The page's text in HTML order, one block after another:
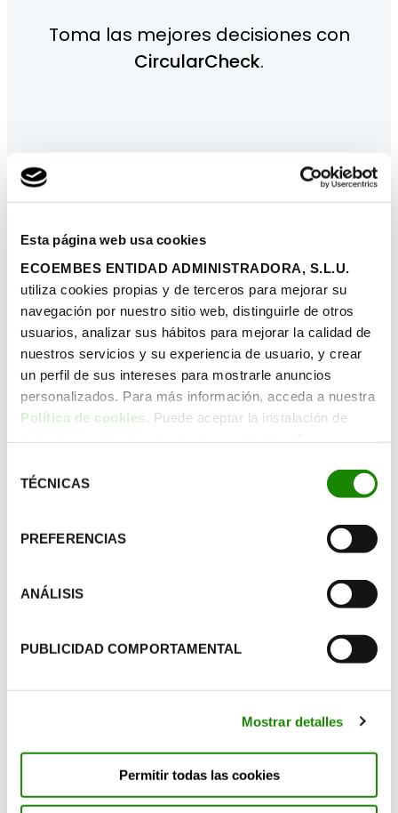
Esta página web usa cookies
ECOEMBES ENTIDAD ADMINISTRADORA, S.L.U.
utiliza cookies propias y de terceros para mejorar su
navegación por nuestro sitio web, distinguirle de otros
usuarios, analizar sus hábitos para mejorar la calidad de
nuestros servicios y su experiencia de usuario, y crear
un perfil de sus intereses para mostrarle anuncios
personalizados. Para más información, acceda a nuestra
Política de cookies . Puede aceptar la instalación de
botón “Configurar cookies”, o rechazar su instalación,
TÉCNICAS
PREFERENCIAS
ANÁLISIS
PUBLICIDAD COMPORTAMENTAL
Mostrar detalles
Permitir todas las cookies
Toma las mejores decisiones con
CircularCheck.
1. Evalúa todos los aspectos
del envase que afectan al
impacto ambiental
Introduce en los campos disponibles de la
herramienta la información de las fichas
técnicas de tus envases.